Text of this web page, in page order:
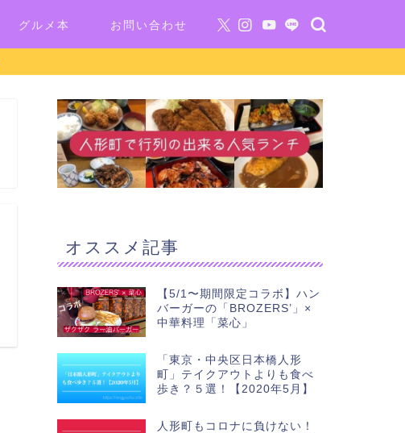
グルメ本 お問い合わせ
オススメ記事
【5/1〜期間限定コラボ】ハン
バーガーの「BROZERS’」×
中華料理「菜心」
「東京・中央区日本橋人形
町」テイクアウトよりも食べ
歩き？５選！【2020年5月】
人形町もコロナに負けない！